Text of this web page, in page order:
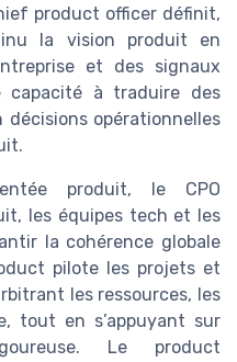
product officer définit,
la vision produit en
et des signaux
capacité à traduire des
opérationnelles
produit, le CPO
les équipes tech et les
la cohérence globale
pilote les projets et
les ressources, les
tout en s’appuyant sur
Le product